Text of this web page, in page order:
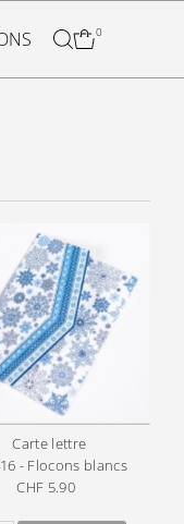
0
Carte lettre
- Flocons blancs
Prix
CHF 5.90